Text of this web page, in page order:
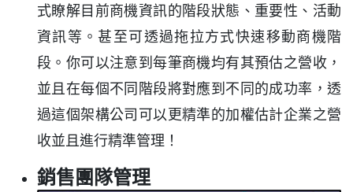
式瞭解目前商機資訊的階段狀態、重要性、活動
資訊等。甚至可透過拖拉方式快速移動商機階
段。你可以注意到每筆商機均有其預估之營收，
並且在每個不同階段將對應到不同的成功率，透
過這個架構公司可以更精準的加權估計企業之營
收並且進行精準管理！
銷售團隊管理